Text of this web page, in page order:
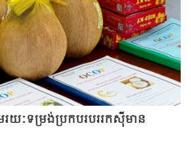
យៈទម្រង់ប្រកបរបររកស៊ីមាន